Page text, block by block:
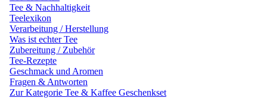
Tee & Nachhaltigkeit
Teelexikon
Verarbeitung / Herstellung
Was ist echter Tee
Zubereitung / Zubehör
Tee-Rezepte
Geschmack und Aromen
Fragen & Antworten
Zur Kategorie Tee & Kaffee Geschenkset